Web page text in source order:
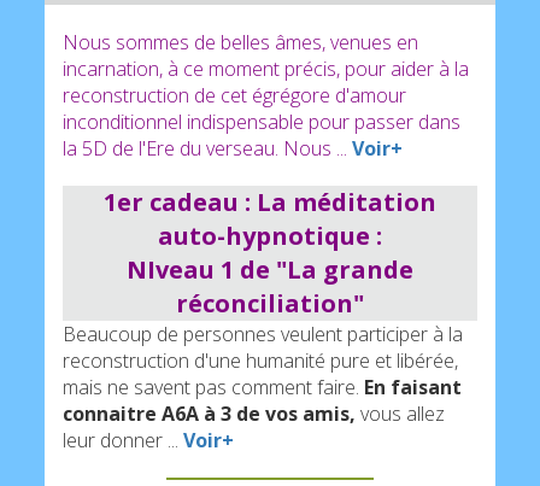
de votre présence
Donnez vie à ce mesage :
« Au-delà de toute distraction, je me focalise
entièrement sur la réalisation de mon but. »
Comment faire vivre ce message ?
Vous pouvez simplement le lire et poser la
carte en vue. Vous nourrissez ainsi cet
Nous sommes de belles âmes, venues en
incarnation, à ce moment précis, pour aider à la
reconstruction de cet égrégore d'amour
inconditionnel indispensable pour passer dans
la 5D de l'Ere du verseau. Nous ...Voir+
1er cadeau : La méditation
auto-hypnotique :
NIveau 1 de "La grande
réconciliation"
Beaucoup de personnes veulent participer à la
reconstruction d'une humanité pure et libérée,
mais ne savent pas comment faire. En faisant
connaitre A6A à 3 de vos amis,vous allez
leur donner ...Voir+